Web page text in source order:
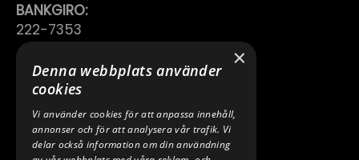
BANKGIRO:
222-7353
TELEFON:
0640 200 50
E-POST:
INFO@SPEEDSHOPEN.SE
×
Denna webbplats använder
cookies
Vi använder cookies för att anpassa innehåll,
annonser och för att analysera vår trafik. Vi
delar också information om din användning